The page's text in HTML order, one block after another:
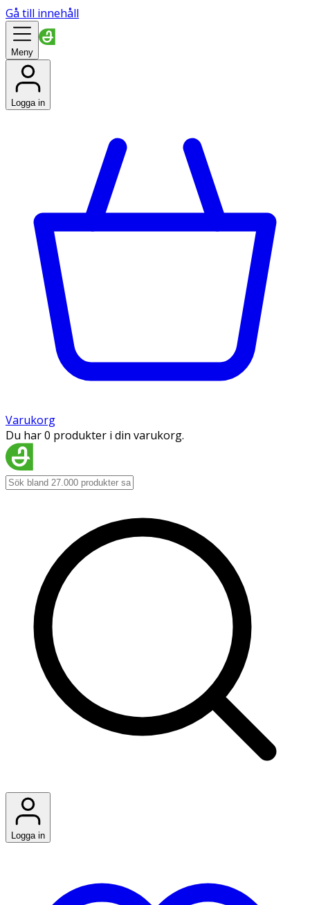
Gå till innehåll
Meny
Logga in
Varukorg
Du har 0 produkter i din varukorg.
Logga in